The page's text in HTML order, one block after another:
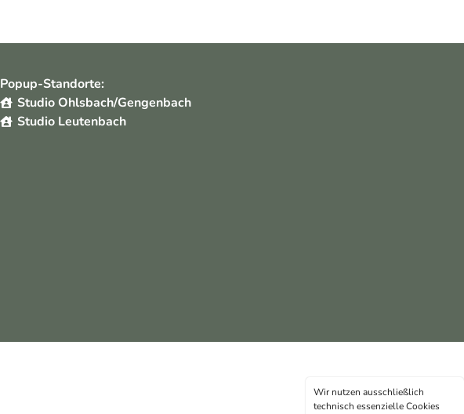
Popup-Standorte:
Studio Ohlsbach/Gengenbach
Studio Leutenbach
Wir nutzen ausschließlich
technisch essenzielle Cookies